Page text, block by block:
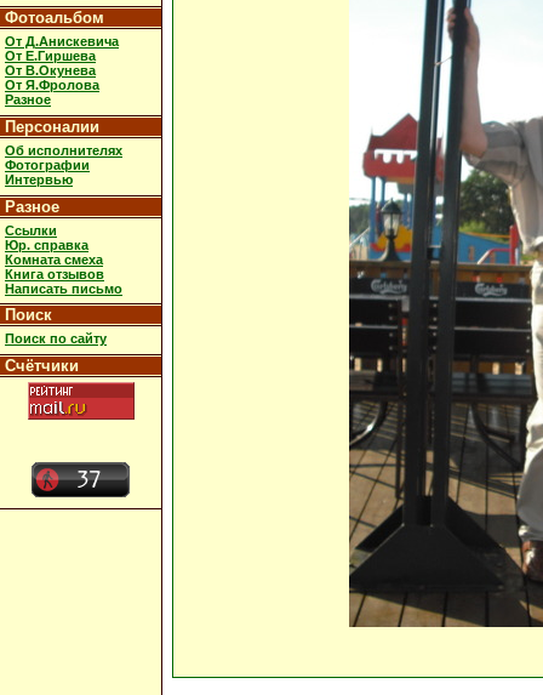
Фотоальбом
От Д.Анискевича
От Е.Гиршева
От В.Окунева
От Я.Фролова
Разное
Персоналии
Об исполнителях
Фотографии
Интервью
Разное
Ссылки
Юр. справка
Комната смеха
Книга отзывов
Написать письмо
Поиск
Поиск по сайту
Счётчики